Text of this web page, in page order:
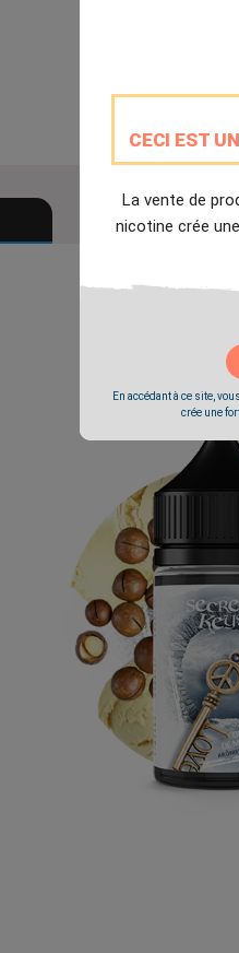
CECI EST
La vente de
nicotine crée
En accédant à ce site,
crée une